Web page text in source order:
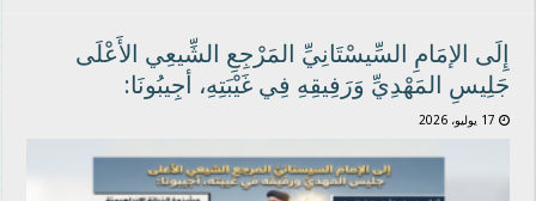
إِلَى الإمَامِ السِّيسْتَانِيِّ المَرْجِعِ الشِّيعِي الأَعْلَى
جَلِيسِ المَهْدِيِّ وَرَفِيقِهِ فِي غَيْبَتِهِ، أجِيبُونَا:
17 يوليو، 2026